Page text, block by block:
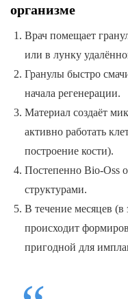
организме
Врач помещает
или в лунку
Гранулы быстро
начала регенерации.
Материал создаёт
активно работать
построение кости).
Постепенно Bio-Oss
структурами.
В течение месяцев (в
происходит
пригодной для